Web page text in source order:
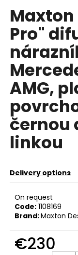
Maxton
Pro"
AMG,
černou
linkou
Delivery options
On request
Code: 1108169
Brand:Maxton
€230
e
r
e
c
o
m
m
e
n
d
NGK
ČERVENÝ
2.0TFSI
2.0TSI
EA888.1/2
€34